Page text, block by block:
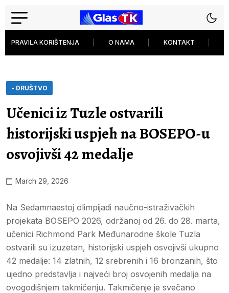
PRAVILA KORIŠTENJA O NAMA KONTAKT
- DRUŠTVO
Učenici iz Tuzle ostvarili
historijski uspjeh na BOSEPO-u
osvojivši 42 medalje
March 29, 2026
Na Sedamnaestoj olimpijadi naučno-istraživačkih
projekata BOSEPO 2026, održanoj od 26. do 28. marta,
učenici Richmond Park Međunarodne škole Tuzla
ostvarili su izuzetan, historijski uspjeh osvojivši ukupno
42 medalje: 14 zlatnih, 12 srebrenih i 16 bronzanih, što
ujedno predstavlja i najveći broj osvojenih medalja na
ovogodišnjem takmičenju. Takmičenje je svečano